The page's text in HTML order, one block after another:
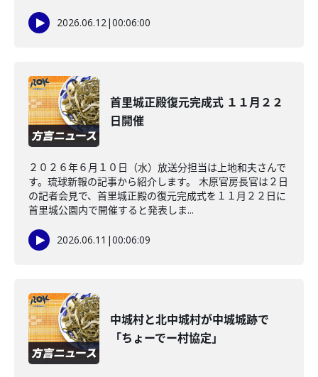
2026.06.12|00:06:00
首里城正殿復元完成式 １１月２２
日開催
２０２６年６月１０日（水）放送分担当は上地和夫さんで
す。琉球新報の記事から紹介します。 木原官房長官は２日
の記者会見で、首里城正殿の復元完成式を１１月２２日に
首里城公園内で開催すると発表しま...
2026.06.11 |00:06:09
中城村と北中城村が中城城跡で
「ちょーでー村協定」